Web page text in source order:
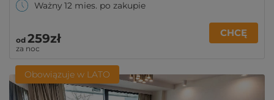
Ważny 12 mies. po zakupie
od 259zł
za noc
CHCĘ
Obowiązuje w LATO